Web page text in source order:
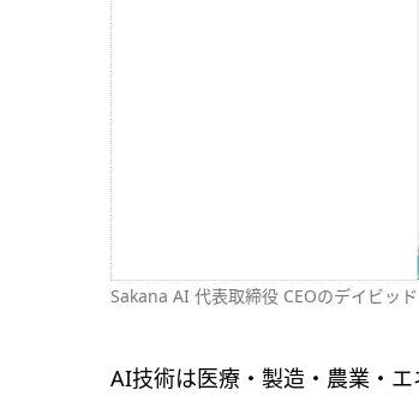
Sakana AI 代表取締役 CEOのデイビッ
AI技術は医療・製造・農業・